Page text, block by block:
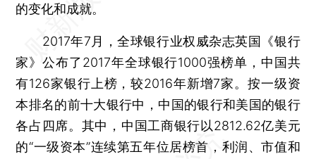
的变化和成就。
2017年7月，全球银行业权威杂志英国《银行
家》公布了2017年全球银行1000强榜单，中国共
有126家银行上榜，较2016年新增7家。按一级资
本排名的前十大银行中，中国的银行和美国的银行
各占四席。其中，中国工商银行以2812.62亿美元
的“一级资本”连续第五年位居榜首，利润、市值和